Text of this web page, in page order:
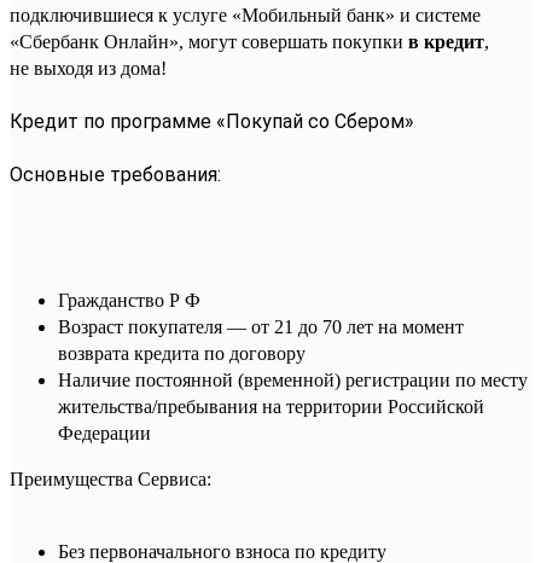
подключившиеся к услуге «Мобильный банк» и системе
«Сбербанк Онлайн», могут совершать покупки в кредит,
не выходя из дома!
Кредит по программе «Покупай со Сбером»
Основные требования:
Гражданство Р Ф
Возраст покупателя — от 21 до 70 лет на момент
возврата кредита по договору
Наличие постоянной (временной) регистрации по месту
жительства/пребывания на территории Российской
Федерации
Преимущества Сервиса:
Без первоначального взноса по кредиту